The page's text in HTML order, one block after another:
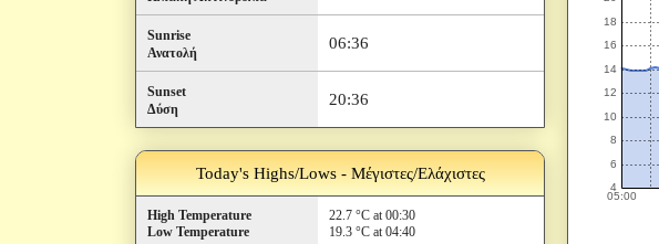
Sunrise
Ανατολή
06:36
Sunset
Δύση
20:36
Today's Highs/Lows - Μέγιστες/Ελάχιστες
High Temperature
Low Temperature
22.7 °C at 00:30
19.3 °C at 04:40